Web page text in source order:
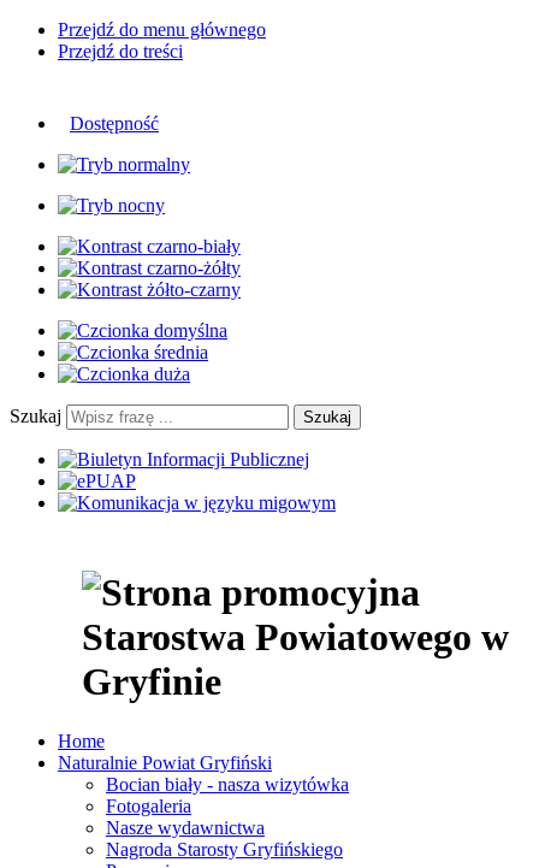
Przejdź do menu głównego
Przejdź do treści
Dostępność
Szukaj Szukaj
Home
Naturalnie Powiat Gryfiński
Bocian biały - nasza wizytówka
Fotogaleria
Nasze wydawnictwa
Nagroda Starosty Gryfińskiego